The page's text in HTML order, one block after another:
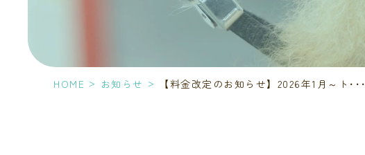
HOME > お知らせ > 【料金改定のお知らせ】2026年1月～ト･･･